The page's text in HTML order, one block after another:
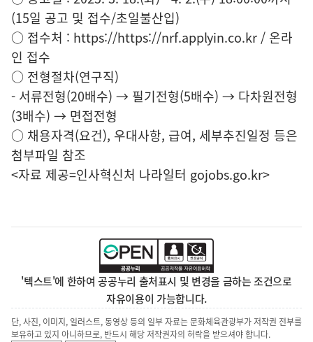
(15일 공고 및 접수/초일불산입)
○ 접수처 : https://https://nrf.applyin.co.kr / 온라
인 접수
○ 전형절차(연구직)
- 서류전형(20배수) → 필기전형(5배수) → 다차원전형
(3배수) → 면접전형
○ 채용자격(요건), 우대사항, 급여, 세부추진일정 등은
첨부파일 참조
<자료 제공=인사혁신처 나라일터 gojobs.go.kr>
'텍스트'에 한하여 공공누리 출처표시 및 변경을 금하는 조건으로
자유이용이 가능합니다.
단, 사진, 이미지, 일러스트, 동영상 등의 일부 자료는 문화체육관광부가 저작권 전부를
보유하고 있지 아니하므로, 반드시 해당 저작권자의 허락을 받으셔야 합니다.